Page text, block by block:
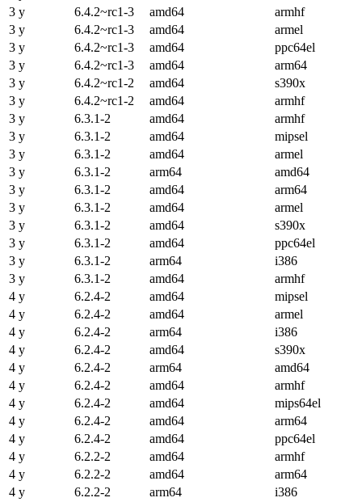
3 y
6.4.2~rc1-3 amd64
armhf
3 y
6.4.2~rc1-3 amd64
armel
3 y
6.4.2~rc1-3 amd64
ppc64el
3 y
6.4.2~rc1-3 amd64
arm64
3 y
6.4.2~rc1-2 amd64
s390x
3 y
6.4.2~rc1-2 amd64
armhf
3 y
6.3.1-2 amd64
armhf
3 y
6.3.1-2 amd64
mipsel
3 y
6.3.1-2 amd64
armel
3 y
6.3.1-2 arm64
amd64
3 y
6.3.1-2 amd64
arm64
3 y
6.3.1-2 amd64
armel
3 y
6.3.1-2 amd64
s390x
3 y
6.3.1-2 amd64
ppc64el
3 y
6.3.1-2 arm64
i386
3 y
6.3.1-2 amd64
armhf
4 y
6.2.4-2 amd64
mipsel
4 y
6.2.4-2 amd64
armel
4 y
6.2.4-2 arm64
i386
4 y
6.2.4-2 amd64
s390x
4 y
6.2.4-2 arm64
amd64
4 y
6.2.4-2 amd64
armhf
4 y
6.2.4-2 amd64
mips64el
4 y
6.2.4-2 amd64
arm64
4 y
6.2.4-2 amd64
ppc64el
4 y
6.2.2-2 amd64
armhf
4 y
6.2.2-2 amd64
arm64
4 y
6.2.2-2 arm64
i386